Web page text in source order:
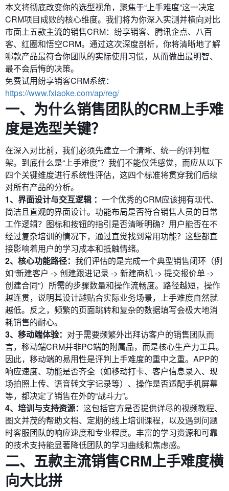
本文将彻底改变你的选型视角，聚焦于“上手难度”这一决定
CRM项目成败的核心维度。我们将为你深入实测并横向对比
市面上五款主流的销售CRM：纷享销客、腾讯企点、八百
客、红圈和悟空CRM。通过这次深度剖析，你将清晰地了解
哪款产品最符合你团队的实际使用习惯，从而做出最明智、
最不会后悔的决策。
免费试用纷享销客CRM系统：
https://www.fxiaoke.com/ap/reg/
一、为什么销售团队的CRM上手难
度是选型关键？
在深入对比前，我们必须先建立一个清晰、统一的评判框
架。到底什么是“上手难度”？我们不能仅凭感觉，而应从以下
四个关键维度进行系统性评估，这四个标准将贯穿我们后续
对所有产品的分析。
1、界面设计与交互逻辑 ： 一个优秀的CRM应该拥有现代、
简洁且直观的界面设计。功能布局是否符合销售人员的日常
工作逻辑？图标和按钮的指引是否清晰明确？用户能否在不
经过复杂培训的情况下，通过直觉找到常用功能？这些都直
接影响着用户的学习成本和抵触情绪。
2、核心功能路径： 我们评估的是完成一个典型销售闭环（例
如“新建客户 -> 创建跟进记录 -> 新建商机 -> 提交报价单 ->
创建合同”）所需的步骤数量和操作流畅度。路径越短，操作
越连贯，说明其设计越贴合实际业务场景，上手难度自然就
越低。反之，频繁的页面跳转和复杂的数据填写会极大地消
耗销售的耐心。
3、移动端体验： 对于需要频繁外出拜访客户的销售团队而
言，移动端CRM并非PC端的附属品，而是核心生产力工具。
因此，移动端的易用性是评判上手难度的重中之重。APP的
响应速度、功能是否齐全（如移动打卡、客户信息录入、现
场拍照上传、语音转文字记录等）、操作是否适配手机屏幕
等，都决定了销售在外的“战斗力”。
4、培训与支持资源： 这包括官方是否提供详尽的视频教程、
图文并茂的帮助文档、定期的线上培训课程，以及遇到问题
时客服团队的响应速度和专业程度。丰富的学习资源和可靠
的技术支持能显著降低团队的学习曲线和焦虑感。
二、五款主流销售CRM上手难度横
向大比拼